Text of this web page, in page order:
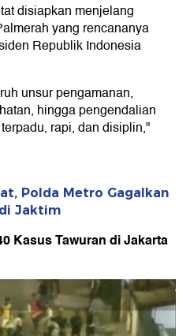
disiapkan menjelang
yang rencananya
Republik Indonesia
unsur pengamanan,
hingga pengendalian
rapi, dan disiplin,"
Polda Metro Gagalkan
Jaktim
Kasus Tawuran di Jakarta